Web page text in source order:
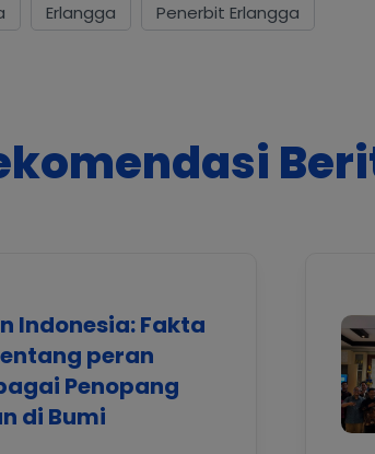
Erlangga Penerbit Erlangga
Indonesia: Fakta
peran
Penopang
di Bumi